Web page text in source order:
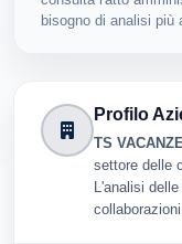
bisogno di analisi più
Profilo
TS
settore delle
L'analisi